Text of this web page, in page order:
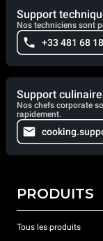
Support
Nos techniciens sont
+33 481 68
Support culinaire
Nos chefs corporate
rapidement.
PRODUITS
Tous les produits